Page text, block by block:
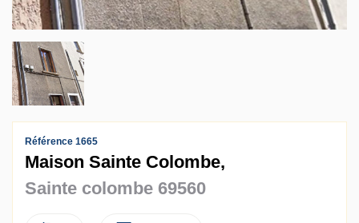
Contact
Accès clients
Référence 1665
Maison Sainte Colombe,
Sainte colombe 69560